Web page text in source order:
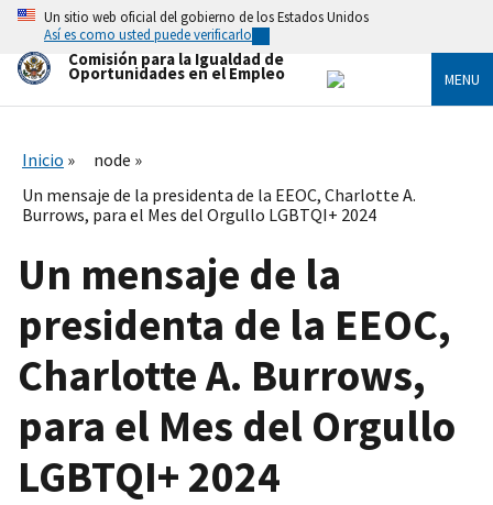
Skip
main
content
Un sitio web oficial del gobierno de los Estados Unidos
Así es como usted puede verificarlo
Comisión para la Igualdad de
Oportunidades en el Empleo MENU
Inicio
node
Un mensaje de la presidenta de la EEOC, Charlotte A.
Burrows, para el Mes del Orgullo LGBTQI+ 2024
Un mensaje de la
presidenta de la EEOC,
Charlotte A. Burrows,
para el Mes del Orgullo
LGBTQI+ 2024